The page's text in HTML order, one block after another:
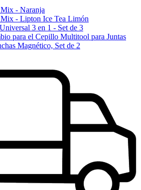
- Naranja
- Lipton Ice Tea Limón
3 en 1 - Set de 3
para el Cepillo Multitool para Juntas
Magnético, Set de 2